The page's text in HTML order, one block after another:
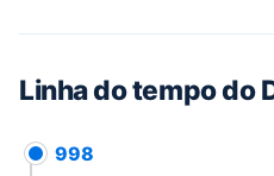
Linha do tempo do
998